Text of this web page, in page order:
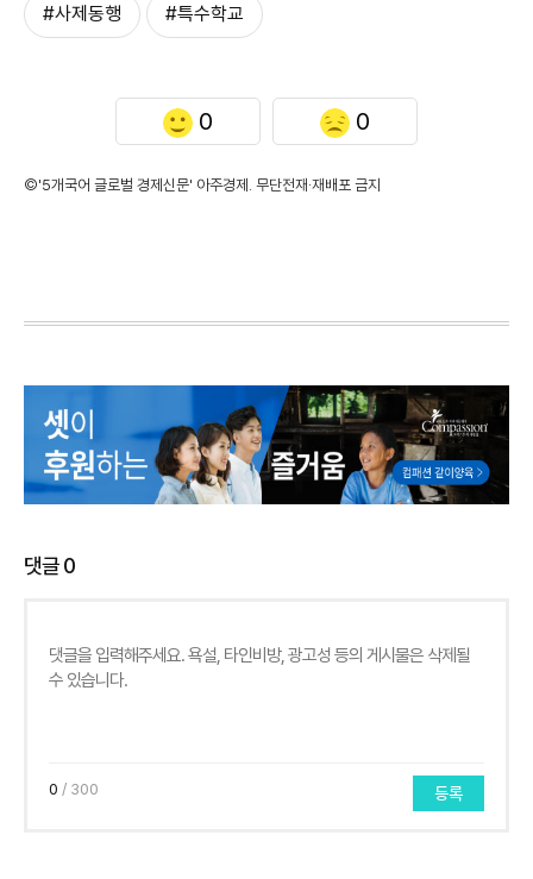
#사제동행 #특수학교
0 0
©'5개국어 글로벌 경제신문' 아주경제. 무단전재·재배포 금지
댓글0
0 / 300 등록